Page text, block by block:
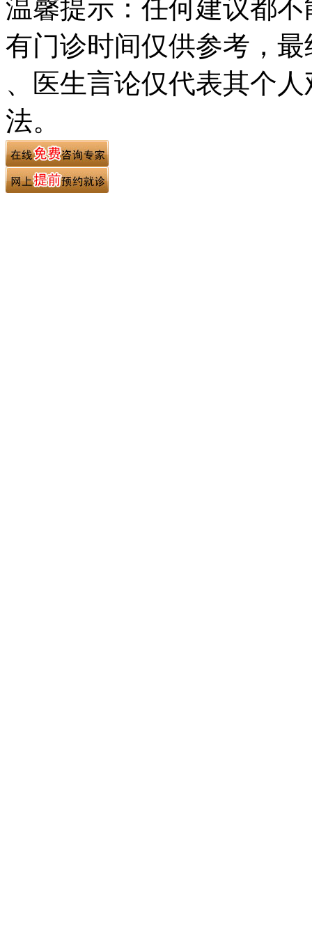
温馨提示：任何建议都
有门诊时间仅供参考，
、医生言论仅代表其个
法。